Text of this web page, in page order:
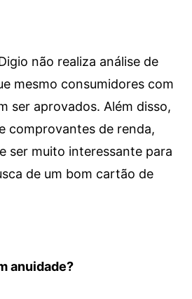
não realiza análise de
mesmo consumidores com
ser aprovados. Além disso,
comprovantes de renda,
ser muito interessante para
de um bom cartão de
anuidade?